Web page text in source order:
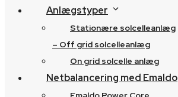
Anlægstyper
Stationære solcelleanlæg
– Off grid solcelleanlæg
On grid solcelle anlæg
Netbalancering med Emaldo